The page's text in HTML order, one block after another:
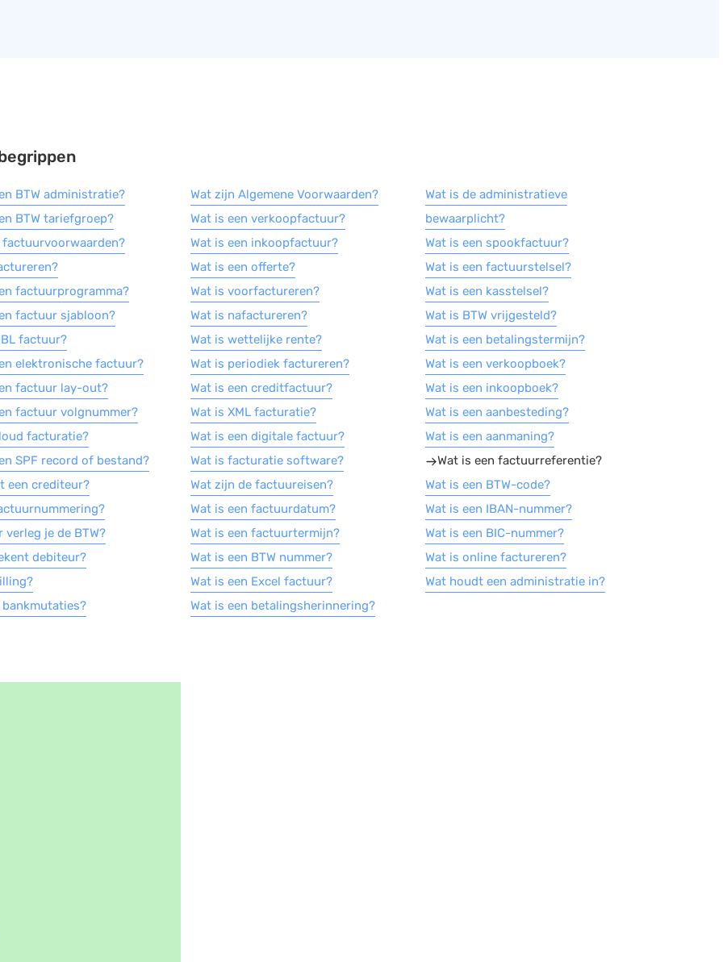
BTW administratie?
BTW tariefgroep?
factuurvoorwaarden?
factuurprogramma?
factuur sjabloon?
factuur?
elektronische factuur?
factuur lay-out?
factuur volgnummer?
facturatie?
SPF record of bestand?
een crediteur?
verleg je de BTW?
debiteur?
bankmutaties?
Wat zijn Algemene Voorwaarden?
Wat is een verkoopfactuur?
Wat is een inkoopfactuur?
Wat is een offerte?
Wat is voorfactureren?
Wat is nafactureren?
Wat is wettelijke rente?
Wat is periodiek factureren?
Wat is een creditfactuur?
Wat is XML facturatie?
Wat is een digitale factuur?
Wat is facturatie software?
Wat zijn de factuureisen?
Wat is een factuurdatum?
Wat is een factuurtermijn?
Wat is een BTW nummer?
Wat is een Excel factuur?
Wat is een betalingsherinnering?
Wat is de administratieve
bewaarplicht?
Wat is een spookfactuur?
Wat is een factuurstelsel?
Wat is een kasstelsel?
Wat is BTW vrijgesteld?
Wat is een betalingstermijn?
Wat is een verkoopboek?
Wat is een inkoopboek?
Wat is een aanbesteding?
Wat is een aanmaning?
Wat is een factuurreferentie?
Wat is een BTW-code?
Wat is een IBAN-nummer?
Wat is een BIC-nummer?
Wat is online factureren?
Wat houdt een administratie in?